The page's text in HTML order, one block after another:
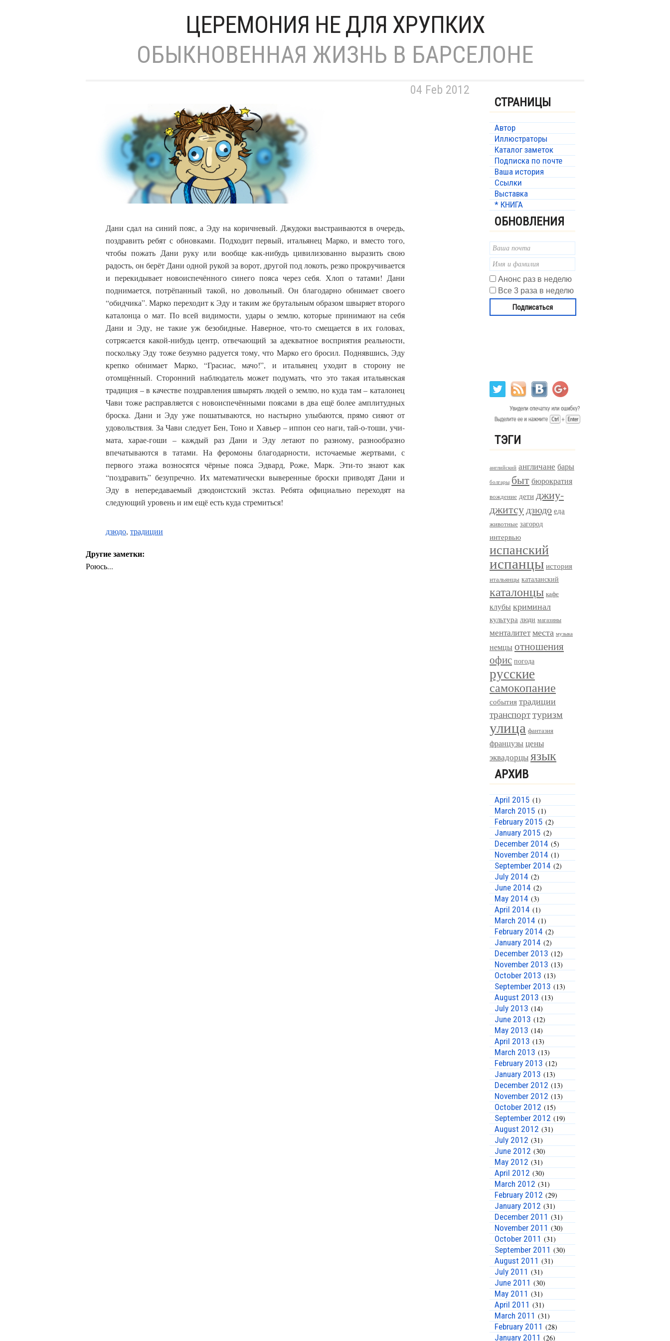
ЦЕРЕМОНИЯ НЕ ДЛЯ ХРУПКИХ
ОБЫКНОВЕННАЯ ЖИЗНЬ В БАРСЕЛОНЕ
04 Feb 2012
Дани сдал на синий пояс, а Эду на коричневый. Джудоки выстраиваются в очередь,
поздравить ребят с обновками. Подходит первый, итальянец Марко, и вместо того,
чтобы пожать Дани руку или вообще как-нибудь цивилизованно выразить свою
радость, он берёт Дани одной рукой за ворот, другой под локоть, резко прокручивается
и перекидывает новоиспечённого синего пояса через себя. Хлоп о татами! Дани
поднимается, потрёпанный такой, но довольный. Он благодарно обнимает своего
“обидчика”. Марко переходит к Эду и таким же брутальным образом швыряет второго
каталонца о мат. По всей видимости, удары о землю, которые принимают на себя
Дани и Эду, не такие уж безобидные. Наверное, что-то смещается в их головах,
сотрясается какой-нибудь центр, отвечающий за адекватное восприятия реальности,
поскольку Эду тоже безумно радуется тому, что Марко его бросил. Поднявшись, Эду
крепко обнимает Марко, “Грасиас, мачо!”, и итальянец уходит в сторону не
отомщённый. Сторонний наблюдатель может подумать, что это такая итальянская
традиция – в качестве поздравления швырять людей о землю, но куда там – каталонец
Чави тоже расправляется с новоиспечёнными поясами в два ещё более амплитудных
броска. Дани и Эду уже пошатываются, но настырно улыбаются, прямо сияют от
удовольствия. За Чави следует Бен, Тоно и Хавьер – иппон сео наги, тай-о-тоши, учи-
мата, харае-гоши – каждый раз Дани и Эду летают по разному, разнообразно
впечатываются в татами. На феромоны благодарности, источаемые жертвами, с
первого этажа возносятся чёрные пояса Эдвард, Роже, Марк. Эти-то знают как
“поздравить” безупречно. Их математически выверенные броски приводят Дани и
Эду в непередаваемый дзюдоистский экстаз. Ребята официально переходят на
следующий уровень и им ещё есть куда стремиться!
дзюдо, традиции
Другие заметки:
Роюсь...
СТРАНИЦЫ
Автор
Иллюстраторы
Каталог заметок
Подписка по почте
Ваша история
Ссылки
Выставка
* КНИГА
ОБНОВЛЕНИЯ
Анонс раз в неделю
Все 3 раза в неделю
ТЭГИ
английский англичане бары
болгары бытбюрократия
вождение дети джиу-
джитсудзюдо еда
животные загород
интервью
испанский
испанцы история
итальянцы каталанский
каталонцы кафе
клубы криминал
культура люди магазины
менталитетместа музыка
немцы отношения
офис погода
русские
самокопание
события традиции
транспорттуризм
улица фантазия
французы цены
эквадорцыязык
АРХИВ
April 2015 (1)
March 2015 (1)
February 2015 (2)
January 2015 (2)
December 2014 (5)
November 2014 (1)
September 2014 (2)
July 2014 (2)
June 2014 (2)
May 2014 (3)
April 2014 (1)
March 2014 (1)
February 2014 (2)
January 2014 (2)
December 2013 (12)
November 2013 (13)
October 2013 (13)
September 2013 (13)
August 2013 (13)
July 2013 (14)
June 2013 (12)
May 2013 (14)
April 2013 (13)
March 2013 (13)
February 2013 (12)
January 2013 (13)
December 2012 (13)
November 2012 (13)
October 2012 (15)
September 2012 (19)
August 2012 (31)
July 2012 (31)
June 2012 (30)
May 2012 (31)
April 2012 (30)
March 2012 (31)
February 2012 (29)
January 2012 (31)
December 2011 (31)
November 2011 (30)
October 2011 (31)
September 2011 (30)
August 2011 (31)
July 2011 (31)
June 2011 (30)
May 2011 (31)
April 2011 (31)
March 2011 (31)
February 2011 (28)
January 2011 (26)